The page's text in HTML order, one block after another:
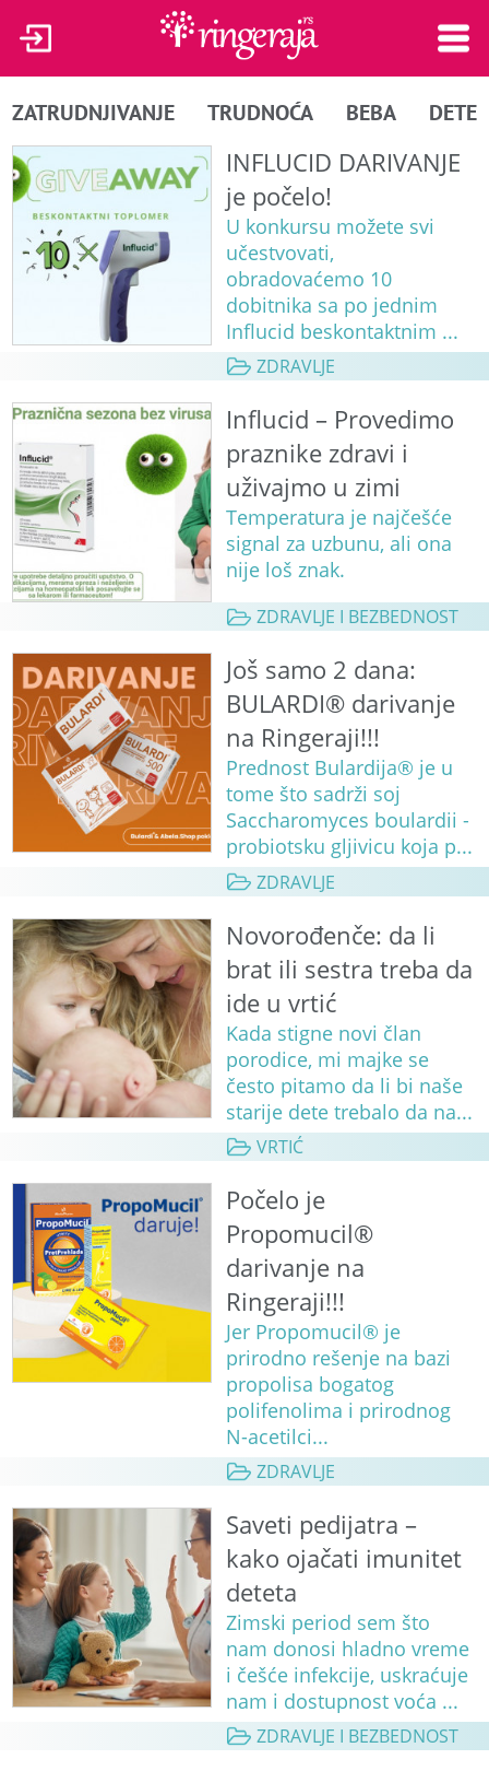
ZATRUDNJIVANJE TRUDNOĆA BEBA DETE
INFLUCID DARIVANJE
je počelo!
U konkursu možete svi
učestvovati,
obradovaćemo 10
dobitnika sa po jednim
Influcid beskontaktnim ...
ZDRAVLJE
Influcid – Provedimo
praznike zdravi i
uživajmo u zimi
Temperatura je najčešće
signal za uzbunu, ali ona
nije loš znak.
ZDRAVLJE I BEZBEDNOST
Još samo 2 dana:
BULARDI® darivanje
na Ringeraji!!!
Prednost Bulardija® je u
tome što sadrži soj
Saccharomyces boulardii -
probiotsku gljivicu koja p...
ZDRAVLJE
Novorođenče: da li
brat ili sestra treba da
ide u vrtić
Kada stigne novi član
porodice, mi majke se
često pitamo da li bi naše
starije dete trebalo da na...
VRTIĆ
Počelo je
Propomucil®
darivanje na
Ringeraji!!!
Jer Propomucil® je
prirodno rešenje na bazi
propolisa bogatog
polifenolima i prirodnog
N-acetilci...
ZDRAVLJE
Saveti pedijatra –
kako ojačati imunitet
deteta
Zimski period sem što
nam donosi hladno vreme
i češće infekcije, uskraćuje
nam i dostupnost voća ...
ZDRAVLJE I BEZBEDNOST